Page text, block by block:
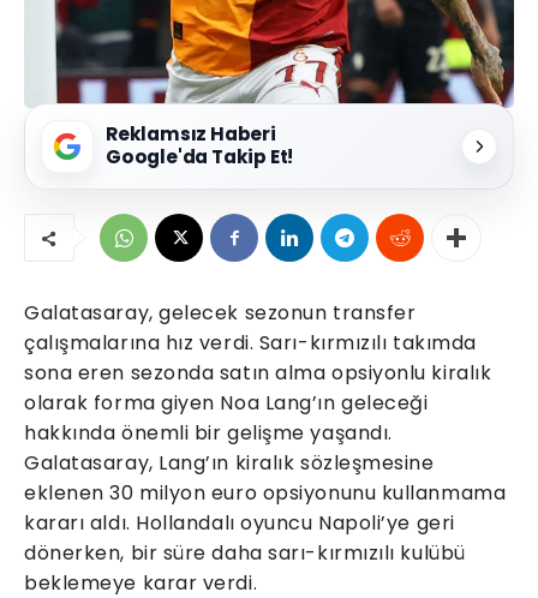
Reklamsız Haberi
Google'da Takip Et!
Galatasaray, gelecek sezonun transfer
çalışmalarına hız verdi. Sarı-kırmızılı takımda
sona eren sezonda satın alma opsiyonlu kiralık
olarak forma giyen Noa Lang’ın geleceği
hakkında önemli bir gelişme yaşandı.
Galatasaray, Lang’ın kiralık sözleşmesine
eklenen 30 milyon euro opsiyonunu kullanmama
kararı aldı. Hollandalı oyuncu Napoli’ye geri
dönerken, bir süre daha sarı-kırmızılı kulübü
beklemeye karar verdi.